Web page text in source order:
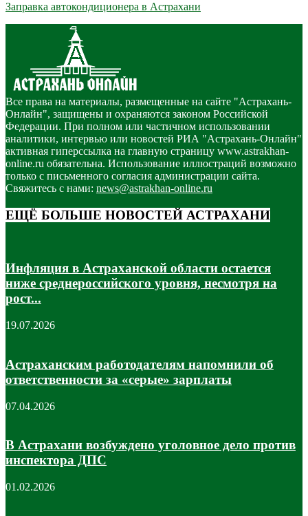
Заправка автокондиционера в Астрахани
Все права на материалы, размещенные на сайте "Астрахань-
Онлайн", защищены и охраняются законом Российской
Федерации. При полном или частичном использовании
аналитики, интервью или новостей РИА "Астрахань-Онлайн"
активная гиперссылка на главную страницу www.astrakhan-
online.ru обязательна. Использование иллюстраций возможно
только с письменного согласия администрации сайта.
Свяжитесь с нами: news@astrakhan-online.ru
ЕЩЁ БОЛЬШЕ НОВОСТЕЙ АСТРАХАНИ
Инфляция в Астраханской области остается
ниже среднероссийского уровня, несмотря на
рост...
19.07.2026
Астраханским работодателям напомнили об
ответственности за «серые» зарплаты
07.04.2026
В Астрахани возбуждено уголовное дело против
инспектора ДПС
01.02.2026